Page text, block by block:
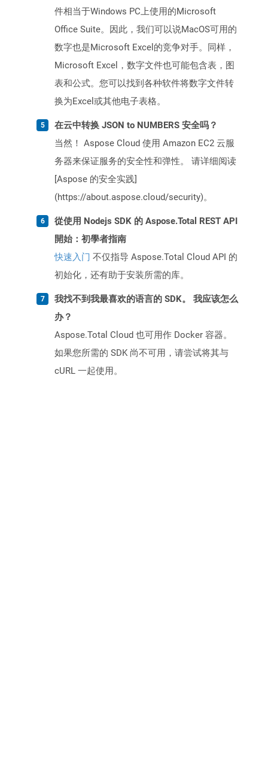
件相当于Windows PC上使用的Microsoft
Office Suite。因此，我们可以说MacOS可用的
数字也是Microsoft Excel的竞争对手。同样，
Microsoft Excel，数字文件也可能包含表，图
表和公式。您可以找到各种软件将数字文件转
换为Excel或其他电子表格。
在云中转换 JSON to NUMBERS 安全吗？
当然！ Aspose Cloud 使用 Amazon EC2 云服
务器来保证服务的安全性和弹性。 请详细阅读
[Aspose 的安全实践]
(https://about.aspose.cloud/security)。
從使用 Nodejs SDK 的 Aspose.Total REST API
開始：初學者指南
快速入门 不仅指导 Aspose.Total Cloud API 的
初始化，还有助于安装所需的库。
我找不到我最喜欢的语言的 SDK。 我应该怎么
办？
Aspose.Total Cloud 也可用作 Docker 容器。
如果您所需的 SDK 尚不可用，请尝试将其与
cURL 一起使用。